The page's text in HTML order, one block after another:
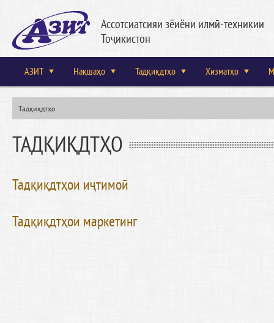
Ассотсиатсияи зёиёни илмӣ-техникии
Тоҷикистон
АЗИТ Нақшаҳо Тадқиқдтҳо Хизматҳо
Тадқиқдтҳо
ТАДҚИҚДТҲО
Тадқиқдтҳои иҷтимоӣ
Тадқиқдтҳои маркетинг